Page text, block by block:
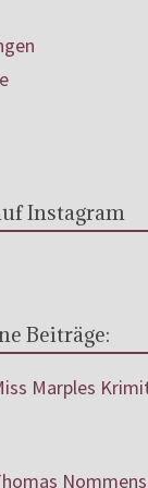
Instagram
Beiträge:
Marples